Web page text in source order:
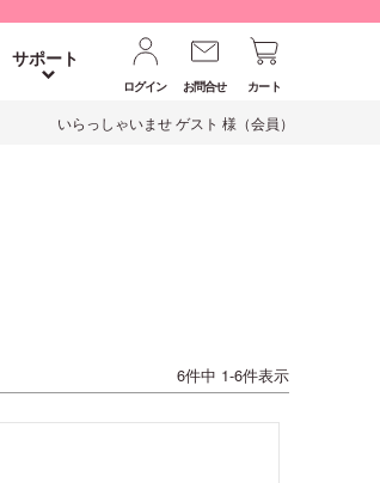
サポート
ログイン お問合せ カート
いらっしゃいませ ゲスト 様（会員）
6件中 1-6件表示